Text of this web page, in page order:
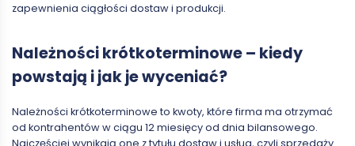
zapewnienia ciągłości dostaw i produkcji.
Należności krótkoterminowe – kiedy
powstają i jak je wyceniać?
Należności krótkoterminowe to kwoty, które firma ma otrzymać
od kontrahentów w ciągu 12 miesięcy od dnia bilansowego.
Najczęściej wynikają one z tytułu dostaw i usług, czyli sprzedaży